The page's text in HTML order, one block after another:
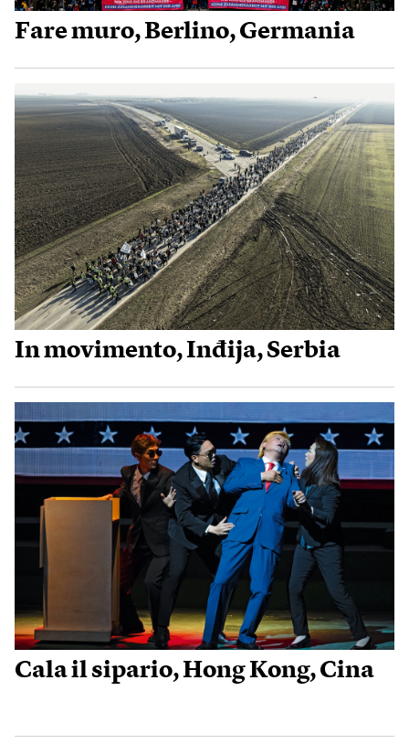
Fare muro, Berlino, Germania
In movimento, Inđija, Serbia
Cala il sipario, Hong Kong, Cina